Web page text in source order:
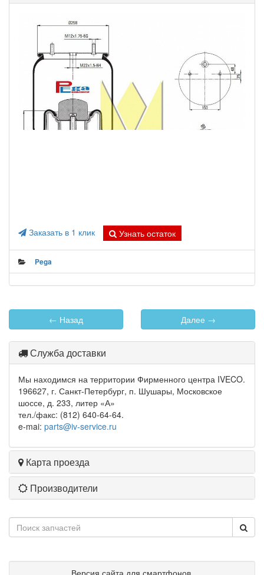
Заказать в 1 клик Узнать остаток
Pega
← Назад Далее →
Служба доставки
Мы находимся на территории Фирменного центра IVECO.
196627, г. Санкт-Петербург, п. Шушары, Московское
шоссе, д. 233, литер «А»
тел./факс: (812) 640-64-64.
e-mai: parts@iv-service.ru
Карта проезда
Производители